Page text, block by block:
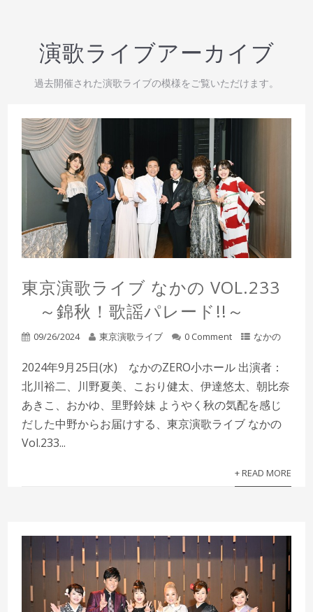
演歌ライブアーカイブ
過去開催された演歌ライブの模様をご覧いただけます。
東京演歌ライブ なかの VOL.233
～錦秋！歌謡パレード!!～
09/26/2024 東京演歌ライブ 0 Comment なかの
2024年9月25日(水) なかのZERO小ホール 出演者：
北川裕二、川野夏美、こおり健太、伊達悠太、朝比奈
あきこ、おかゆ、里野鈴妹 ようやく秋の気配を感じ
だした中野からお届けする、東京演歌ライブ なかの
Vol.233...
+ READ MORE